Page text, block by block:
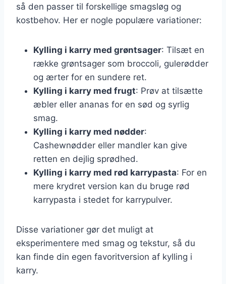
så den passer til forskellige smagsløg og
kostbehov. Her er nogle populære variationer:
Kylling i karry med grøntsager: Tilsæt en
række grøntsager som broccoli, gulerødder
og ærter for en sundere ret.
Kylling i karry med frugt: Prøv at tilsætte
æbler eller ananas for en sød og syrlig
smag.
Kylling i karry med nødder:
Cashewnødder eller mandler kan give
retten en dejlig sprødhed.
Kylling i karry med rød karrypasta: For en
mere krydret version kan du bruge rød
karrypasta i stedet for karrypulver.
Disse variationer gør det muligt at
eksperimentere med smag og tekstur, så du
kan finde din egen favoritversion af kylling i
karry.